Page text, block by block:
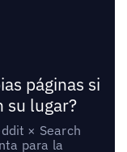
páginas si
su lugar?
× Search
para la